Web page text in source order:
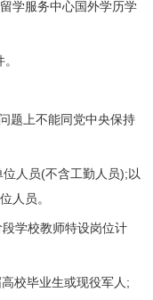
学服务中心国外学历学
上不能同党中央保持
人员(不含工勤人员);以
人员。
学校教师特设岗位计
校毕业生或现役军人;